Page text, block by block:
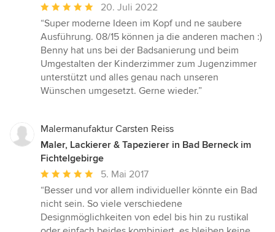
Durchschnittliche
Bewertung:
5
von
5
Sternen
20. Juli 2022
“Super moderne Ideen im Kopf und ne saubere
Ausführung. 08/15 können ja die anderen machen :)
Benny hat uns bei der Badsanierung und beim
Umgestalten der Kinderzimmer zum Jugenzimmer
unterstützt und alles genau nach unseren
Wünschen umgesetzt. Gerne wieder.”
Malermanufaktur Carsten Reiss
Maler, Lackierer & Tapezierer in Bad Berneck im
Fichtelgebirge
Durchschnittliche
Bewertung:
5
von
5
5. Mai 2017
“Besser und vor allem individueller könnte ein Bad
nicht sein. So viele verschiedene
Designmöglichkeiten von edel bis hin zu rustikal